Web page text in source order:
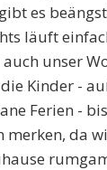
es
läuft
unser
Kinder -
Ferien -
merken, da